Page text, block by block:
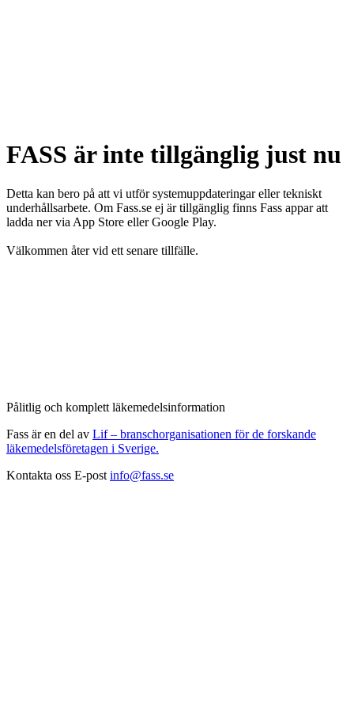
FASS är inte tillgänglig just nu
Detta kan bero på att vi utför systemuppdateringar eller tekniskt
underhållsarbete. Om Fass.se ej är tillgänglig finns Fass appar att
ladda ner via App Store eller Google Play.
Välkommen åter vid ett senare tillfälle.
Pålitlig och komplett läkemedelsinformation
Fass är en del av Lif – branschorganisationen för de forskande
läkemedelsföretagen i Sverige.
Kontakta oss E-post info@fass.se